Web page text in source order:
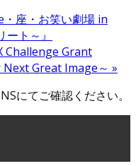
座・お笑い劇場 in
ト～』
Challenge Grant
Great Image～ »
にてご確認ください。